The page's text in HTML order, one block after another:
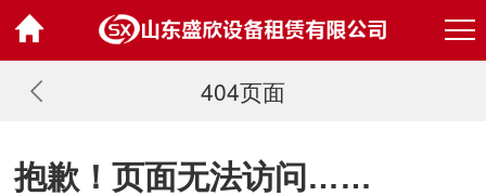
404页面
抱歉！页面无法访问……